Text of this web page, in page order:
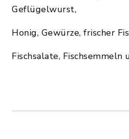
Geflügelwurst,
Honig, Gewürze, frischer
Fischsalate, Fischsemmeln